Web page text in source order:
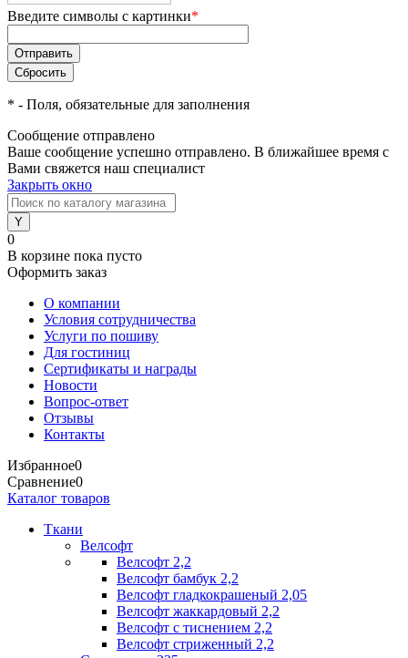
Введите символы с картинки*
* - Поля, обязательные для заполнения
Сообщение отправлено
Ваше сообщение успешно отправлено. В ближайшее время с
Вами свяжется наш специалист
Закрыть окно
0
В корзине пока пусто
Оформить заказ
О компании
Условия сотрудничества
Услуги по пошиву
Для гостиниц
Сертификаты и награды
Новости
Вопрос-ответ
Отзывы
Контакты
Избранное0
Сравнение0
Каталог товаров
Ткани
Велсофт
Велсофт 2,2
Велсофт бамбук 2,2
Велсофт гладкокрашеный 2,05
Велсофт жаккардовый 2,2
Велсофт с тиснением 2,2
Велсофт стриженный 2,2